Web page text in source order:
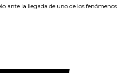
ante la llegada de uno de los fenómenos